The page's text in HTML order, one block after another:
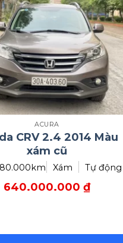
ACURA
CRV 2.4 2014 Màu
xám cũ
80.000km Xám Tự động
640.000.000 ₫